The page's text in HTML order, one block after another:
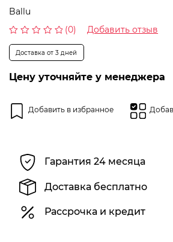
Ballu
из
(0) Добавить отзыв
Доставка от 3 дней
Цену уточняйте у менеджера
Добавить в избранное
Гарантия 24 месяца
Доставка бесплатно
Рассрочка и кредит